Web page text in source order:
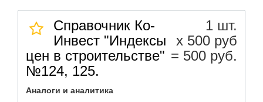
Справочник Ко-
Инвест "Индексы
цен в строительстве"
№124, 125.
1 шт.
х 500 руб
= 500 руб.
Аналоги и аналитика